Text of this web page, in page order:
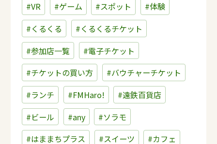
#VR
#ゲーム #スポット
#体験
#くるくる
#くるくるチケット
#参加店一覧
#電子チケット
#チケットの買い方
#バウチャーチケット
#ランチ
#FMHaro!
#遠鉄百貨店
#ビール
#any
#ソラモ
#はままちプラス
#スイーツ #カフェ